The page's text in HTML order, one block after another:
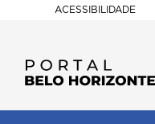
ACESSIBILIDADE
BELO